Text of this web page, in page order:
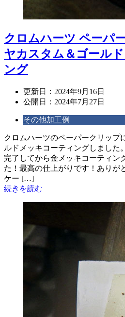
クロムハーツ ペーパ
ヤカスタム＆ゴール
ング
更新日： 2024年9月16日
公開日： 2024年7月27日
その他加工例
クロムハーツのペーパークリップ
ルドメッキコーティングしました
完了してから金メッキコーティン
た！最高の仕上がりです！ありが
ケー […]
続きを読む